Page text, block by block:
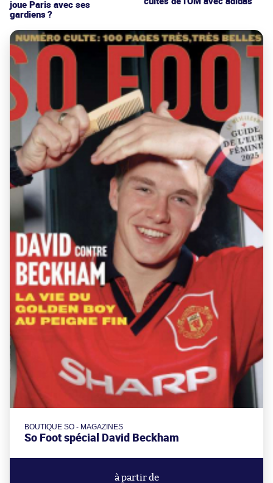
joue Paris avec ses
gardiens ?
BOUTIQUE SO - MAGAZINES
So Foot spécial David Beckham
à partir de